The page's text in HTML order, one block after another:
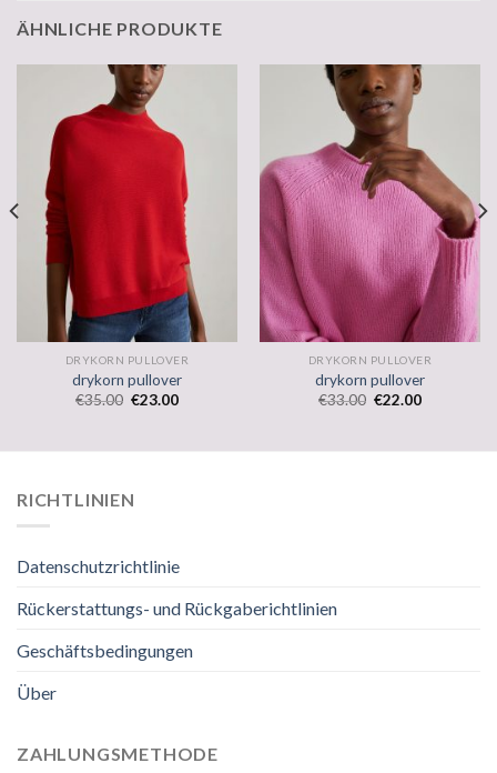
ÄHNLICHE PRODUKTE
DRYKORN PULLOVER
drykorn pullover
€35.00 €23.00
DRYKORN PULLOVER
drykorn pullover
€33.00 €22.00
RICHTLINIEN
Datenschutzrichtlinie
Rückerstattungs- und Rückgaberichtlinien
Geschäftsbedingungen
Über
ZAHLUNGSMETHODE